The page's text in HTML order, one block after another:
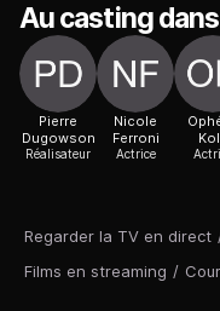
Regarder la TV en direct
Films en streaming /
Au casting
Pierre
Dugowson
Réalisateur
Nicole
Ferroni
Actrice